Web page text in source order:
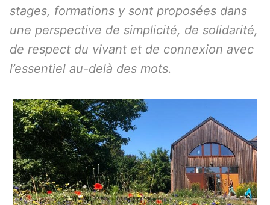
stages, formations y sont proposées dans
une perspective de simplicité, de solidarité,
de respect du vivant et de connexion avec
l’essentiel au-delà des mots.